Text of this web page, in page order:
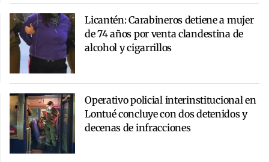
Licantén: Carabineros detiene a mujer
de 74 años por venta clandestina de
alcohol y cigarrillos
Operativo policial interinstitucional en
Lontué concluye con dos detenidos y
decenas de infracciones